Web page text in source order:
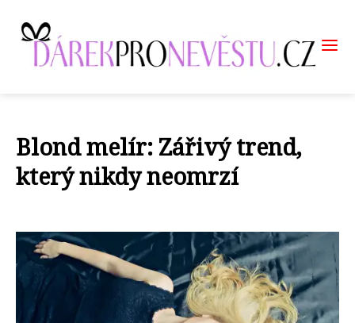
Blond melír: Zářivý trend,
který nikdy neomrzí